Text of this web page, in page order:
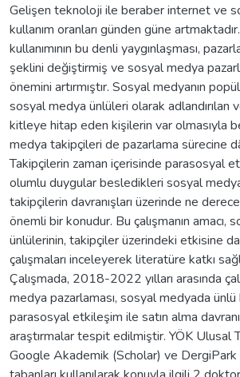
Gelişen teknoloji ile beraber internet ve
kullanım oranları günden güne
kullanımının bu denli yaygınlaşması,
şeklini değiştirmiş ve sosyal medya
önemini artırmıştır. Sosyal medyanın
sosyal medya ünlüleri olarak adlandırılan
kitleye hitap eden kişilerin var olmasıyla
medya takipçileri de pazarlama sürecine
Takipçilerin zaman içerisinde parasosyal
olumlu duygular besledikleri sosyal
takipçilerin davranışları üzerinde ne
önemli bir konudur. Bu çalışmanın amacı,
ünlülerinin, takipçiler üzerindeki etkisine
çalışmaları inceleyerek literatüre katkı
Çalışmada, 2018-2022 yılları arasında
medya pazarlaması, sosyal medyada ünlü
parasosyal etkileşim ile satın alma
araştırmalar tespit edilmiştir. YÖK Ulusal
Google Akademik (Scholar) ve